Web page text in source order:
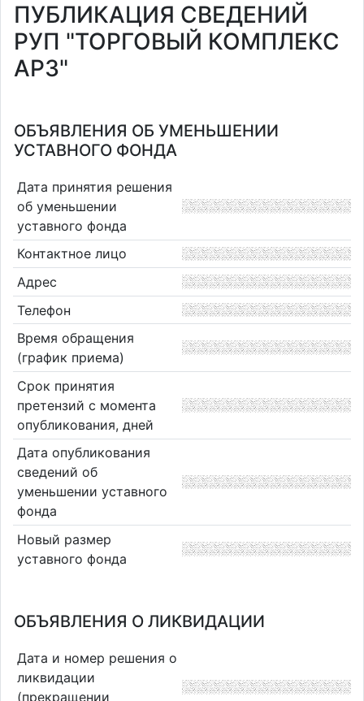
ПУБЛИКАЦИЯ СВЕДЕНИЙ
РУП "ТОРГОВЫЙ КОМПЛЕКС
АРЗ"
ОБЪЯВЛЕНИЯ ОБ УМЕНЬШЕНИИ
УСТАВНОГО ФОНДА
Дата принятия решения
об уменьшении
уставного фонда
Контактное лицо
Адрес
Телефон
Время обращения
(график приема)
Срок принятия
претензий с момента
опубликования, дней
Дата опубликования
сведений об
уменьшении уставного
фонда
Новый размер
уставного фонда
ОБЪЯВЛЕНИЯ О ЛИКВИДАЦИИ
Дата и номер решения о
ликвидации
(прекращении